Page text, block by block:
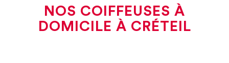
NOS COIFFEUSES À
DOMICILE À CRÉTEIL